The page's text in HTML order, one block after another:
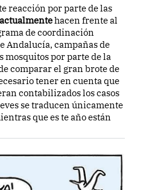
reacción por parte de las
actualmentehacen frente al
de coordinación
Andalucía, campañas de
por parte de la
comparar el gran brote de
tener en cuenta que
contabilizados los casos
se traducen únicamente
que es te año están